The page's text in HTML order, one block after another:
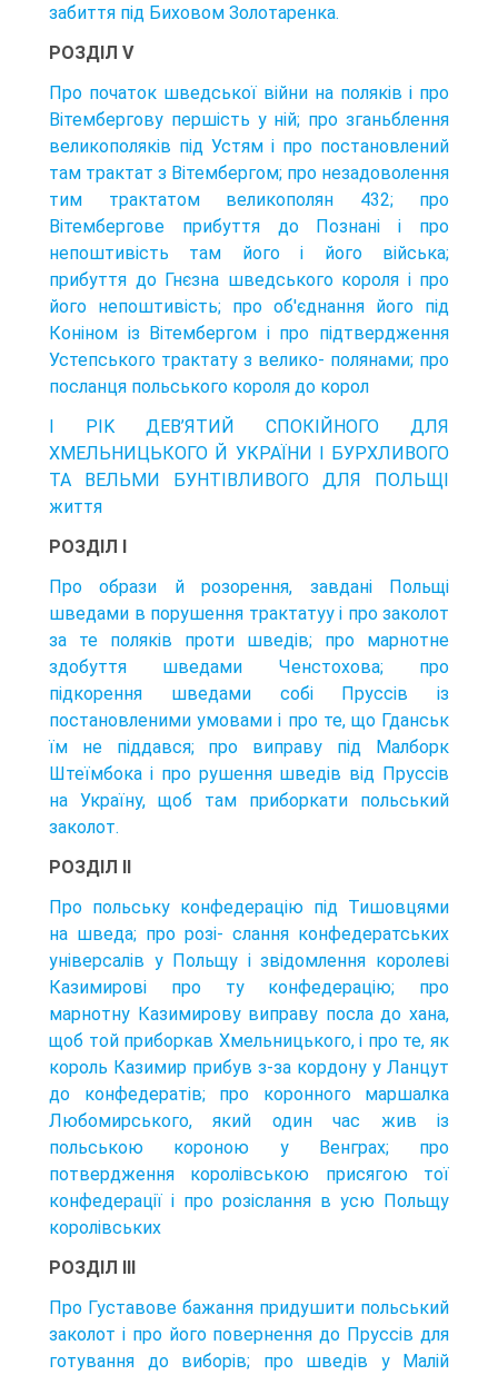
забиття під Биховом Золотаренка.
РОЗДІЛ V
Про початок шведської війни на поляків і про
Вітембергову першість у ній; про зганьблення
великополяків під Устям і про постановлений
там трактат з Вітембергом; про незадоволення
тим трактатом великополян 432; про
Вітембергове прибуття до Познані і про
непоштивість там його і його війська;
прибуття до Гнєзна шведського короля і про
його непоштивість; про об'єднання його під
Коніном із Вітембергом і про підтвердження
Устепського трактату з велико- полянами; про
посланця польського короля до корол
I PIK ДЕВ’ЯТИЙ СПОКІЙНОГО ДЛЯ
ХМЕЛЬНИЦЬКОГО Й УКРАЇНИ I БУРХЛИВОГО
TA ВЕЛЬМИ БУНТІВЛИВОГО ДЛЯ ПОЛЬЩІ
життя
РОЗДІЛ I
Про образи й розорення, завдані Польщі
шведами в порушення трактатуу і про заколот
за те поляків проти шведів; про марнотне
здобуття шведами Ченстохова; про
підкорення шведами собі Пруссів із
постановленими умовами і про те, що Гданськ
їм не піддався; про виправу під Малборк
Штеїмбока і про рушення шведів від Пруссів
на Україну, щоб там приборкати польський
заколот.
РОЗДІЛ II
Про польську конфедерацію під Тишовцями
на шведа; про розі- слання конфедератських
універсалів у Польщу і звідомлення королеві
Казимирові про ту конфедерацію; про
марнотну Казимирову виправу посла до хана,
щоб той приборкав Хмельницького, і про те, як
король Казимир прибув з-за кордону у Ланцут
до конфедератів; про коронного маршалка
Любомирського, який один час жив із
польською короною у Венграх; про
потвердження королівською присягою тої
конфедерації і про розіслання в усю Польщу
королівських
РОЗДІЛ III
Про Густавове бажання придушити польський
заколот і про його повернення до Пруссів для
готування до виборів; про шведів у Малій